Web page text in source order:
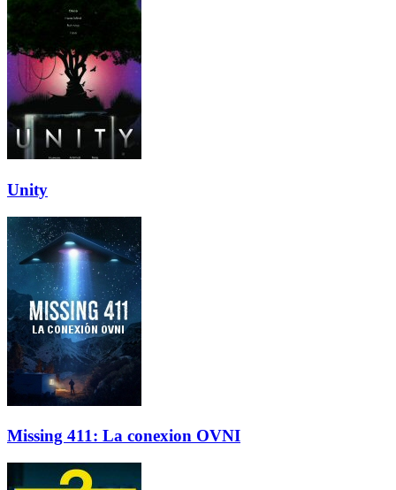
Unity
Missing 411: La conexion OVNI